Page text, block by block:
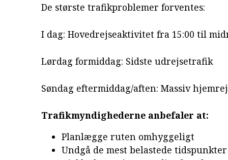
De største trafikproblemer forventes:
I dag: Hovedrejseaktivitet fra 15:00 til
Lørdag formiddag: Sidste udrejsetrafik
Søndag eftermiddag/aften: Massiv
Trafikmyndighederne anbefaler at:
Planlægge ruten omhyggeligt
Undgå de mest belastede tidspunkter